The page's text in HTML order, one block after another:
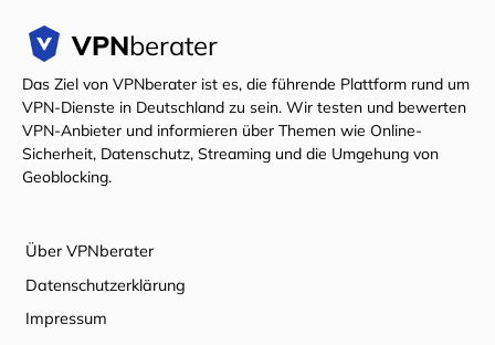
VPNberater
Das Ziel von VPNberater ist es, die führende Plattform rund um
VPN-Dienste in Deutschland zu sein. Wir testen und bewerten
VPN-Anbieter und informieren über Themen wie Online-
Sicherheit, Datenschutz, Streaming und die Umgehung von
Geoblocking.
Über VPNberater
Datenschutzerklärung
Impressum